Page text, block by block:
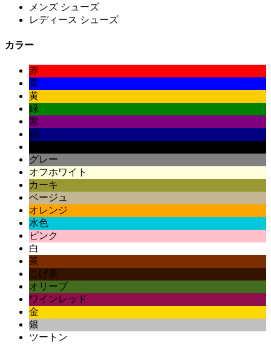
メンズ シューズ
レディース シューズ
カラー
赤
青
黄
緑
紫
紺
グレー
オフホワイト
カーキ
ベージュ
オレンジ
水色
ピンク
白
茶
こげ茶
オリーブ
ワインレッド
金
銀
ツートン